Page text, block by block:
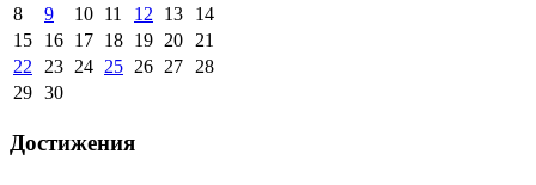
8
9 10 11 12 13
14
15
16 17 18 19 20 21
22 23 24 25 26 27 28
29 30
Достижения